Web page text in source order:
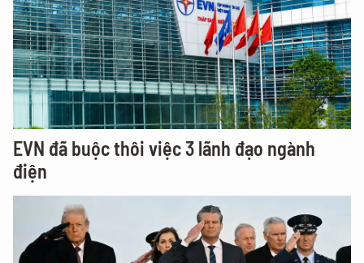
EVN đã buộc thôi việc 3 lãnh đạo ngành
điện